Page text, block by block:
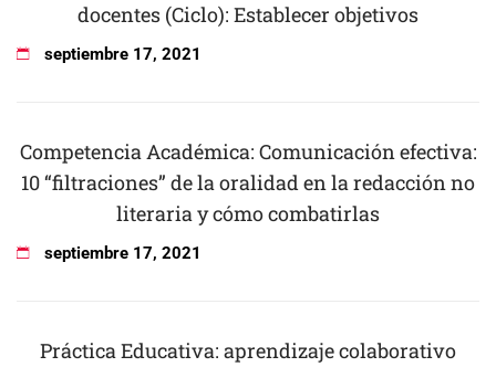
docentes (Ciclo): Establecer objetivos
septiembre 17, 2021
Competencia Académica: Comunicación efectiva:
10 “filtraciones” de la oralidad en la redacción no
literaria y cómo combatirlas
septiembre 17, 2021
Práctica Educativa: aprendizaje colaborativo